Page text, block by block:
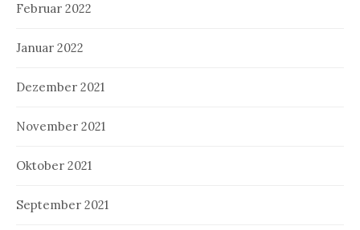
Februar 2022
Januar 2022
Dezember 2021
November 2021
Oktober 2021
September 2021